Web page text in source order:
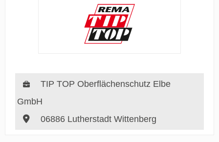
TIP TOP Oberflächenschutz Elbe
GmbH
06886 Lutherstadt Wittenberg